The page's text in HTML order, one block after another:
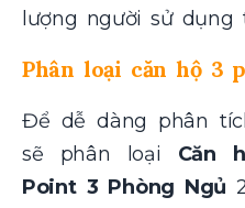
lượng người sử dụng
Phân loại căn hộ 3
Để dễ dàng phân
sẽ phân loại Căn
Point 3 Phòng Ngủ